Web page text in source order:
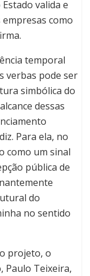
valida e
como
temporal
verbas pode ser
simbólica do
dessas
Para ela, no
como um sinal
pública de
do
no sentido
projeto, o
Paulo Teixeira,